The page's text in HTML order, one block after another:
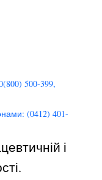
500-399,
(0412) 401-
і